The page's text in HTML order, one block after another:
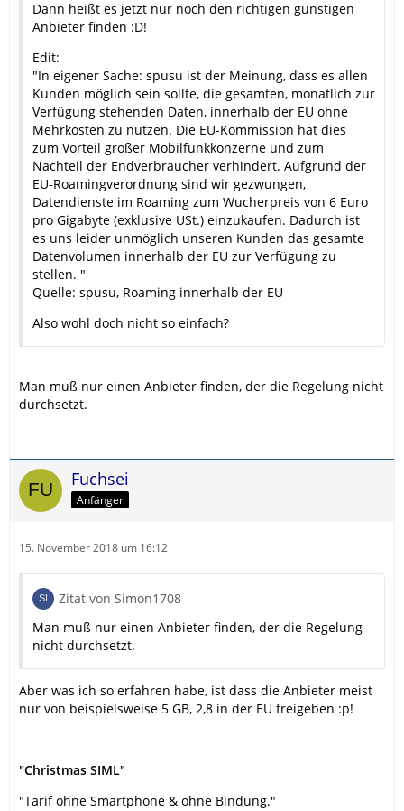
Dann heißt es jetzt nur noch den richtigen günstigen
Anbieter finden :D!
Edit:
"In eigener Sache: spusu ist der Meinung, dass es allen
Kunden möglich sein sollte, die gesamten, monatlich zur
Verfügung stehenden Daten, innerhalb der EU ohne
Mehrkosten zu nutzen. Die EU-Kommission hat dies
zum Vorteil großer Mobilfunkkonzerne und zum
Nachteil der Endverbraucher verhindert. Aufgrund der
EU-Roamingverordnung sind wir gezwungen,
Datendienste im Roaming zum Wucherpreis von 6 Euro
pro Gigabyte (exklusive USt.) einzukaufen. Dadurch ist
es uns leider unmöglich unseren Kunden das gesamte
Datenvolumen innerhalb der EU zur Verfügung zu
stellen. "
Quelle: spusu, Roaming innerhalb der EU
Also wohl doch nicht so einfach?
Man muß nur einen Anbieter finden, der die Regelung nicht
durchsetzt.
Fuchsei
Anfänger
15. November 2018 um 16:12
Zitat von Simon1708
Man muß nur einen Anbieter finden, der die Regelung
nicht durchsetzt.
Aber was ich so erfahren habe, ist dass die Anbieter meist
nur von beispielsweise 5 GB, 2,8 in der EU freigeben :p!
"Christmas SIML"
"Tarif ohne Smartphone & ohne Bindung."